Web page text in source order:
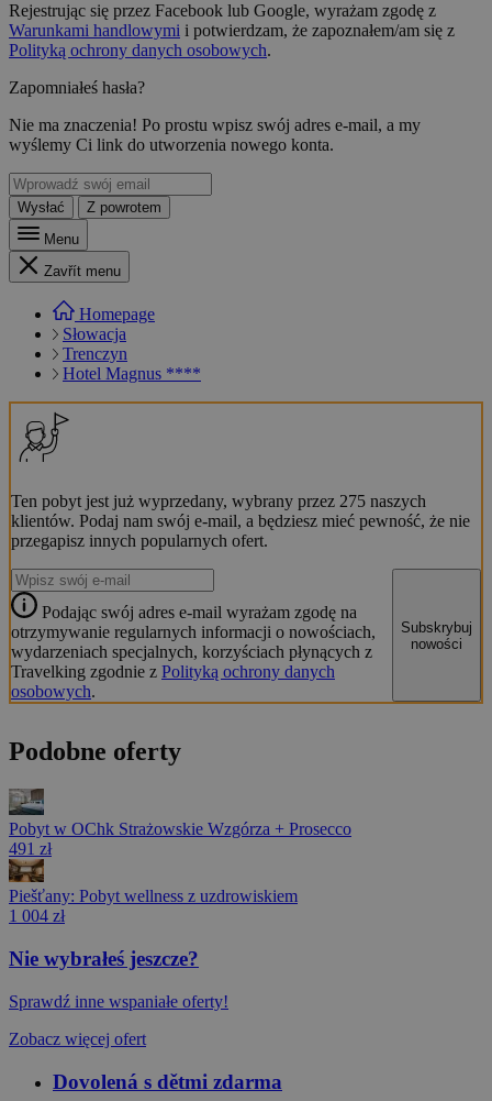
Rejestrując się przez Facebook lub Google, wyrażam zgodę z
Warunkami handlowymi i potwierdzam, że zapoznałem/am się z
Polityką ochrony danych osobowych.
Zapomniałeś hasła?
Nie ma znaczenia! Po prostu wpisz swój adres e-mail, a my
wyślemy Ci link do utworzenia nowego konta.
Wysłać
Z powrotem
Menu
Zavřít menu
Homepage
Słowacja
Trenczyn
Hotel Magnus ****
Ten pobyt jest już wyprzedany, wybrany przez 275 naszych
klientów. Podaj nam swój e-mail, a będziesz mieć pewność, że nie
przegapisz innych popularnych ofert.
Podając swój adres e-mail wyrażam zgodę na
otrzymywanie regularnych informacji o nowościach,
wydarzeniach specjalnych, korzyściach płynących z
Travelking zgodnie z Polityką ochrony danych
osobowych.
Subskrybuj
nowości
Podobne oferty
Pobyt w OChk Strażowskie Wzgórza + Prosecco
491 zł
Piešťany: Pobyt wellness z uzdrowiskiem
1 004 zł
Nie wybrałeś jeszcze?
Sprawdź inne wspaniałe oferty!
Zobacz więcej ofert
Dovolená s dětmi zdarma